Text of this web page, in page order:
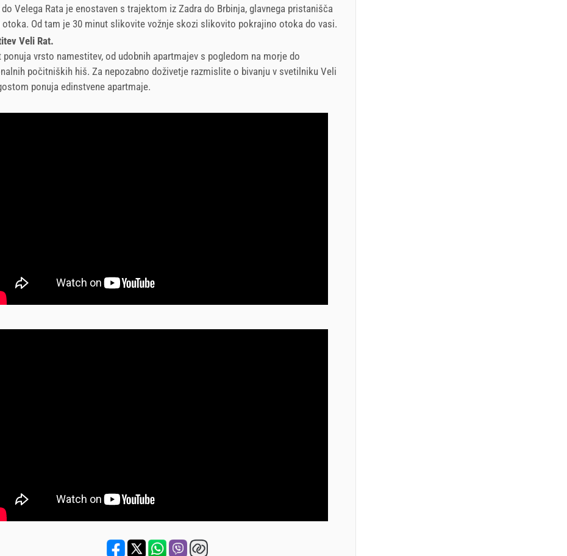
Velega Rata je enostaven s trajektom iz Zadra do Brbinja, glavnega pristanišča
otoka. Od tam je 30 minut slikovite vožnje skozi slikovito pokrajino otoka do vasi.
Veli Rat.
ponuja vrsto namestitev, od udobnih apartmajev s pogledom na morje do
počitniških hiš. Za nepozabno doživetje razmislite o bivanju v svetilniku Veli
ponuja edinstvene apartmaje.